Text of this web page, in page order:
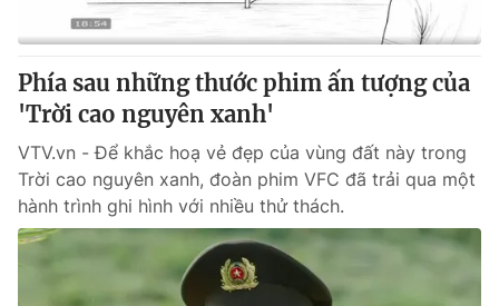
Emagazine Podcast
Photo Infographic
Video Shorts video
VTV Money VTV Thể thao
VTV Sức khoẻ Bất động sản
Phía sau những thước phim ấn tượng của
'Trời cao nguyên xanh'
VTV.vn - Để khắc hoạ vẻ đẹp của vùng đất này trong
Trời cao nguyên xanh, đoàn phim VFC đã trải qua một
hành trình ghi hình với nhiều thử thách.